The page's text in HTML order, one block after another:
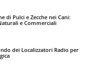
di Pulci e Zecche nei Cani:
e Commerciali
dei Localizzatori Radio per